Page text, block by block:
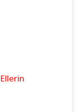
Ellerin